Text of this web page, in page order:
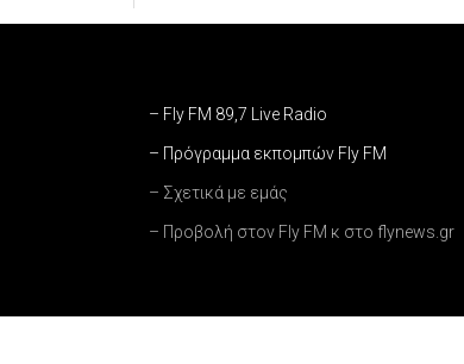
– Fly FM 89,7 Live Radio
– Πρόγραμμα εκπομπών Fly FM
– Σχετικά με εμάς
– Προβολή στον Fly FM κ στο flynews.gr